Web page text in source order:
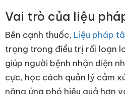
Vai trò của liệu
Bên cạnh thuốc, Liệu pháp
trọng trong điều trị rối loạn
giúp người bệnh nhận diện
cực, học cách quản lý cảm
năng ứng phó hiệu quả hơn